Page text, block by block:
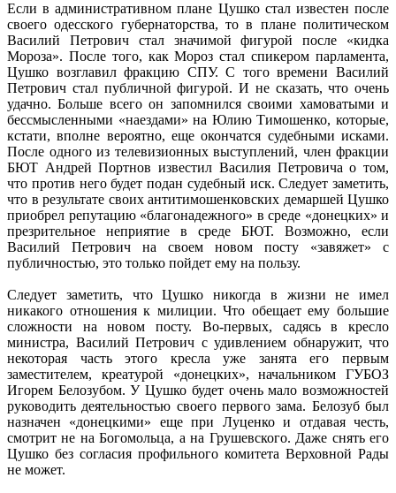
Если в административном плане Цушко стал известен после
своего одесского губернаторства, то в плане политическом
Василий Петрович стал значимой фигурой после «кидка
Мороза». После того, как Мороз стал спикером парламента,
Цушко возглавил фракцию СПУ. С того времени Василий
Петрович стал публичной фигурой. И не сказать, что очень
удачно. Больше всего он запомнился своими хамоватыми и
бессмысленными «наездами» на Юлию Тимошенко, которые,
кстати, вполне вероятно, еще окончатся судебными исками.
После одного из телевизионных выступлений, член фракции
БЮТ Андрей Портнов известил Василия Петровича о том,
что против него будет подан судебный иск. Следует заметить,
что в результате своих антитимошенковских демаршей Цушко
приобрел репутацию «благонадежного» в среде «донецких» и
презрительное неприятие в среде БЮТ. Возможно, если
Василий Петрович на своем новом посту «завяжет» с
публичностью, это только пойдет ему на пользу.
Следует заметить, что Цушко никогда в жизни не имел
никакого отношения к милиции. Что обещает ему большие
сложности на новом посту. Во-первых, садясь в кресло
министра, Василий Петрович с удивлением обнаружит, что
некоторая часть этого кресла уже занята его первым
заместителем, креатурой «донецких», начальником ГУБОЗ
Игорем Белозубом. У Цушко будет очень мало возможностей
руководить деятельностью своего первого зама. Белозуб был
назначен «донецкими» еще при Луценко и отдавая честь,
смотрит не на Богомольца, а на Грушевского. Даже снять его
Цушко без согласия профильного комитета Верховной Рады
не может.